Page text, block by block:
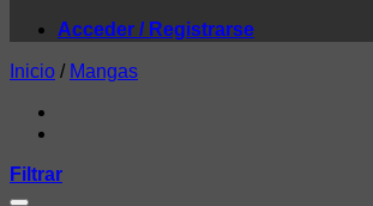
Acceder / Registrarse
Inicio / Mangas
Filtrar